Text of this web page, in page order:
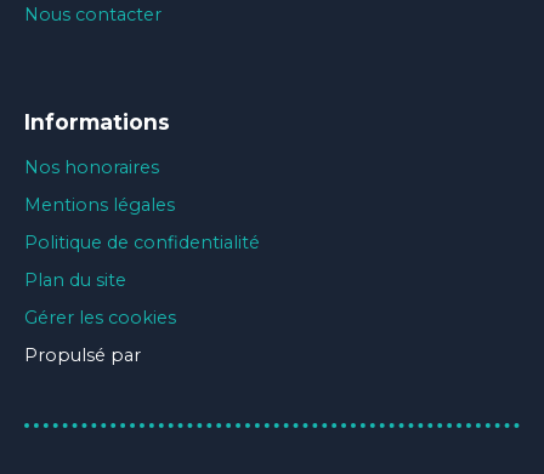
Nous contacter
Informations
Nos honoraires
Mentions légales
Politique de confidentialité
Plan du site
Gérer les cookies
Propulsé par